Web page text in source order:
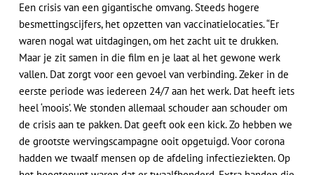
Een crisis van een gigantische omvang. Steeds hogere
besmettingscijfers, het opzetten van vaccinatielocaties. “Er
waren nogal wat uitdagingen, om het zacht uit te drukken.
Maar je zit samen in die film en je laat al het gewone werk
vallen. Dat zorgt voor een gevoel van verbinding. Zeker in de
eerste periode was iedereen 24/7 aan het werk. Dat heeft iets
heel ‘moois’. We stonden allemaal schouder aan schouder om
de crisis aan te pakken. Dat geeft ook een kick. Zo hebben we
de grootste wervingscampagne ooit opgetuigd. Voor corona
hadden we twaalf mensen op de afdeling infectieziekten. Op